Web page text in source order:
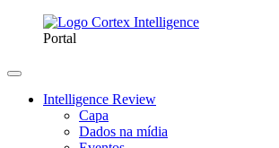
Portal
Intelligence Review
Capa
Dados na mídia